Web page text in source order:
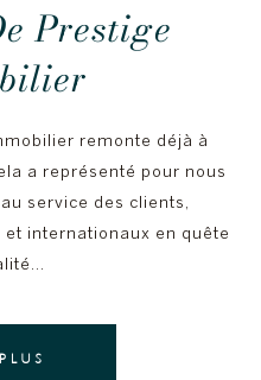
Prestige
remonte déjà à
a représenté pour nous
service des clients,
internationaux en quête